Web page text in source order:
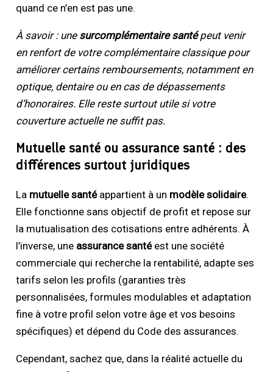
quand ce n’en est pas une.
À savoir : une surcomplémentaire santépeut venir
en renfort de votre complémentaire classique pour
améliorer certains remboursements, notamment en
optique, dentaire ou en cas de dépassements
d’honoraires. Elle reste surtout utile si votre
couverture actuelle ne suffit pas.
Mutuelle santé ou assurance santé : des
différences surtout juridiques
La mutuelle santéappartient à un modèle solidaire.
Elle fonctionne sans objectif de profit et repose sur
la mutualisation des cotisations entre adhérents. À
l’inverse, une assurance santéest une société
commerciale qui recherche la rentabilité, adapte ses
tarifs selon les profils (garanties très
personnalisées, formules modulables et adaptation
fine à votre profil selon votre âge et vos besoins
spécifiques) et dépend du Code des assurances.
Cependant, sachez que, dans la réalité actuelle du